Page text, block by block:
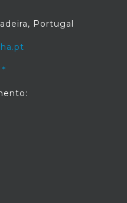
Portugal